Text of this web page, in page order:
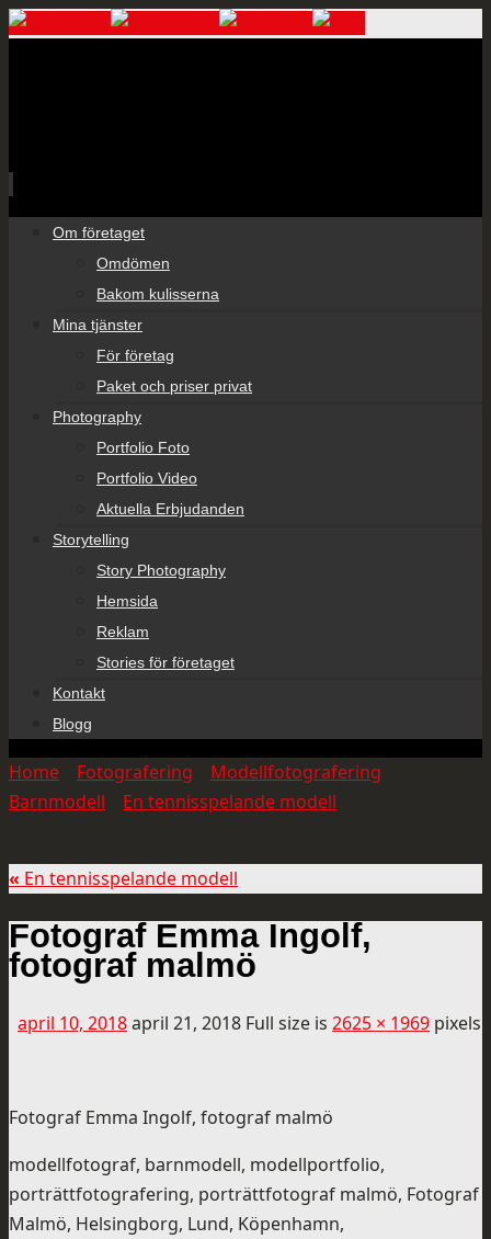
Om företaget
Omdömen
Bakom kulisserna
Mina tjänster
För företag
Paket och priser privat
Photography
Portfolio Foto
Portfolio Video
Aktuella Erbjudanden
Storytelling
Story Photography
Hemsida
Reklam
Stories för företaget
Kontakt
Blogg
Home Fotografering Modellfotografering
Barnmodell
En tennisspelande modell
« En tennisspelande modell
Fotograf Emma Ingolf,
fotograf malmö
april 10, 2018april 21, 2018 Full size is 2625 × 1969 pixels
Fotograf Emma Ingolf, fotograf malmö
modellfotograf, barnmodell, modellportfolio,
porträttfotografering, porträttfotograf malmö, Fotograf
Malmö, Helsingborg, Lund, Köpenhamn,